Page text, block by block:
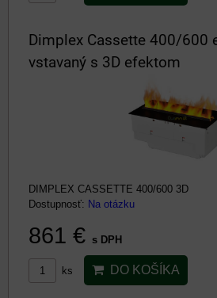
Dimplex Cassette 400/600
vstavaný s 3D efektom
DIMPLEX CASSETTE 400/600 3D
Dostupnosť: Na otázku
861 € s DPH
ks DO KOŠÍKA